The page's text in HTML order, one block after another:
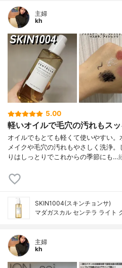
主婦
kh
5.00
軽いオイルで毛穴の汚れもスッ
オイルでもとても軽くて使いやすい。
メイクや毛穴の汚れもやさしく洗浄
りはしっとりでこれからの季節にも…
SKIN1004(スキンチョンサ)
マダガスカル センテラ ライト
主婦
kh